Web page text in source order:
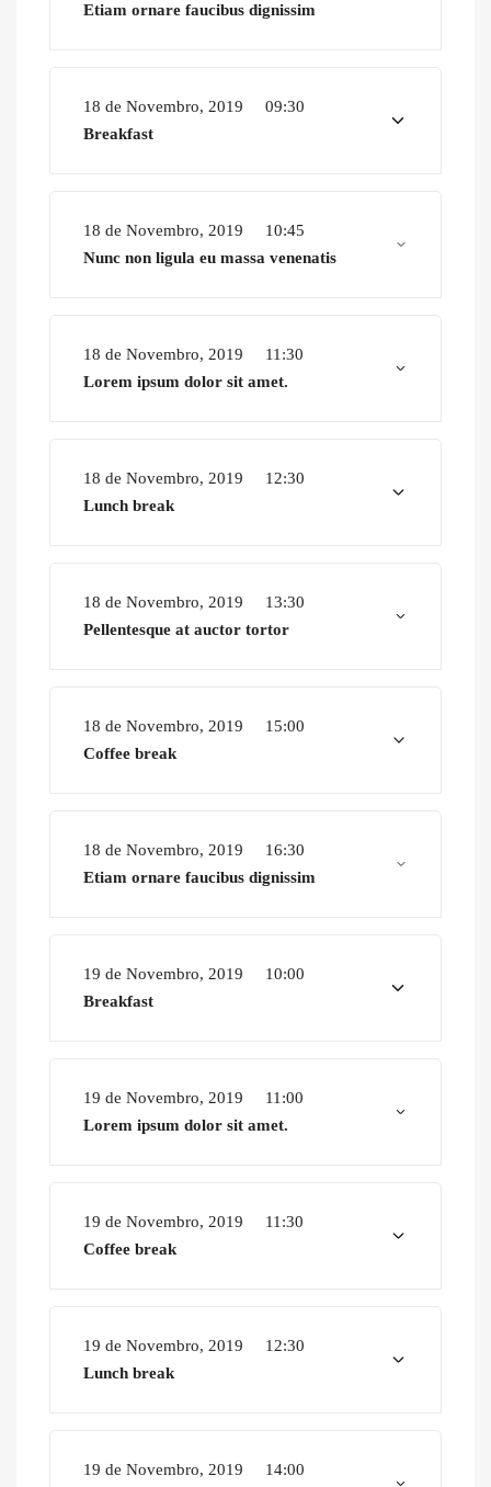
Etiam ornare faucibus dignissim
18 de Novembro, 2019
09:30
Breakfast
18 de Novembro, 2019
10:45
Nunc non ligula eu massa venenatis
18 de Novembro, 2019
11:30
Lorem ipsum dolor sit amet.
18 de Novembro, 2019
12:30
Lunch break
18 de Novembro, 2019
13:30
Pellentesque at auctor tortor
18 de Novembro, 2019
15:00
Coffee break
18 de Novembro, 2019
16:30
Etiam ornare faucibus dignissim
19 de Novembro, 2019
10:00
Breakfast
19 de Novembro, 2019
11:00
Lorem ipsum dolor sit amet.
19 de Novembro, 2019
11:30
Coffee break
19 de Novembro, 2019
12:30
Lunch break
19 de Novembro, 2019
14:00